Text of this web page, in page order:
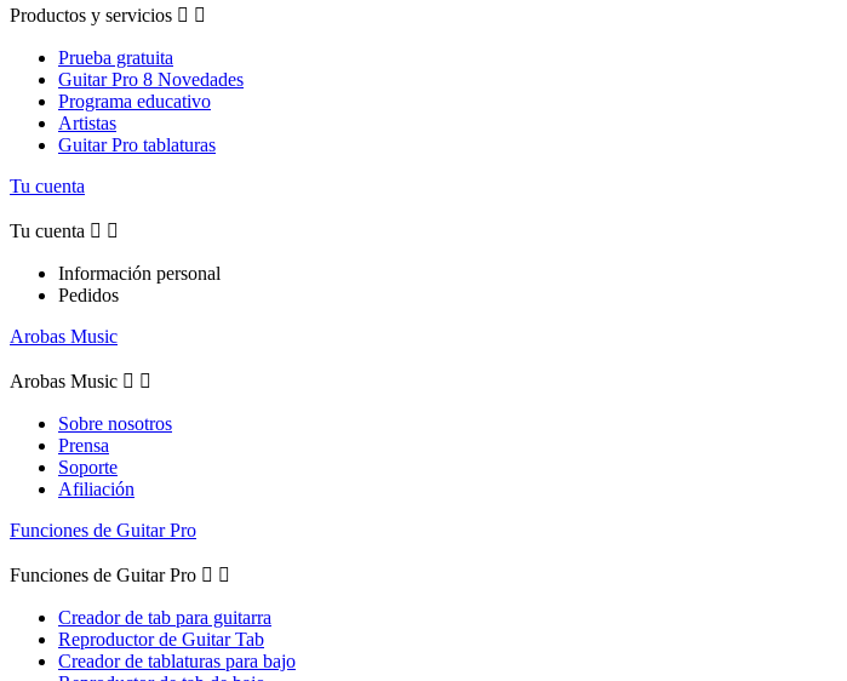
Productos y servicios  
Prueba gratuita
Guitar Pro 8 Novedades
Programa educativo
Artistas
Guitar Pro tablaturas
Tu cuenta
Tu cuenta  
Información personal
Pedidos
Arobas Music
Arobas Music  
Sobre nosotros
Prensa
Soporte
Afiliación
Funciones de Guitar Pro
Funciones de Guitar Pro  
Creador de tab para guitarra
Reproductor de Guitar Tab
Creador de tablaturas para bajo